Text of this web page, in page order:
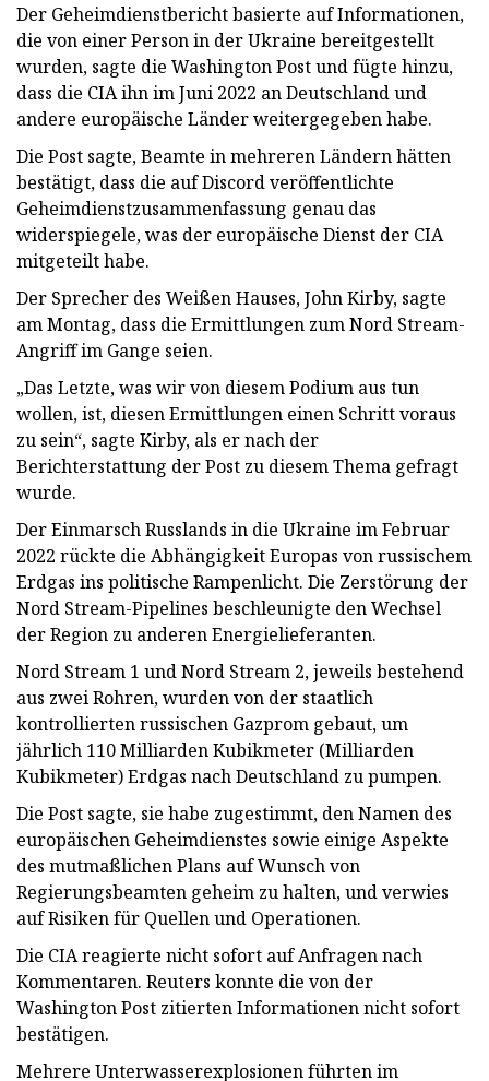
Der Geheimdienstbericht basierte auf Informationen,
die von einer Person in der Ukraine bereitgestellt
wurden, sagte die Washington Post und fügte hinzu,
dass die CIA ihn im Juni 2022 an Deutschland und
andere europäische Länder weitergegeben habe.
Die Post sagte, Beamte in mehreren Ländern hätten
bestätigt, dass die auf Discord veröffentlichte
Geheimdienstzusammenfassung genau das
widerspiegele, was der europäische Dienst der CIA
mitgeteilt habe.
Der Sprecher des Weißen Hauses, John Kirby, sagte
am Montag, dass die Ermittlungen zum Nord Stream-
Angriff im Gange seien.
„Das Letzte, was wir von diesem Podium aus tun
wollen, ist, diesen Ermittlungen einen Schritt voraus
zu sein“, sagte Kirby, als er nach der
Berichterstattung der Post zu diesem Thema gefragt
wurde.
Der Einmarsch Russlands in die Ukraine im Februar
2022 rückte die Abhängigkeit Europas von russischem
Erdgas ins politische Rampenlicht. Die Zerstörung der
Nord Stream-Pipelines beschleunigte den Wechsel
der Region zu anderen Energielieferanten.
Nord Stream 1 und Nord Stream 2, jeweils bestehend
aus zwei Rohren, wurden von der staatlich
kontrollierten russischen Gazprom gebaut, um
jährlich 110 Milliarden Kubikmeter (Milliarden
Kubikmeter) Erdgas nach Deutschland zu pumpen.
Die Post sagte, sie habe zugestimmt, den Namen des
europäischen Geheimdienstes sowie einige Aspekte
des mutmaßlichen Plans auf Wunsch von
Regierungsbeamten geheim zu halten, und verwies
auf Risiken für Quellen und Operationen.
Die CIA reagierte nicht sofort auf Anfragen nach
Kommentaren. Reuters konnte die von der
Washington Post zitierten Informationen nicht sofort
bestätigen.
Mehrere Unterwasserexplosionen führten im